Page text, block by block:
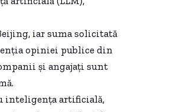
iar suma solicitată
opiniei publice din
și angajați sunt
inteligența artificială,